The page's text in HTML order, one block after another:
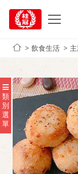
飲食生活
類
別
選
單